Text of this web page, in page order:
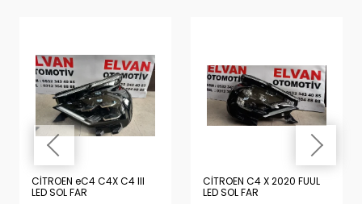
CİTROEN eC4 C4X C4 III
LED SOL FAR
CİTROEN C4 X 2020 FUUL
LED SOL FAR